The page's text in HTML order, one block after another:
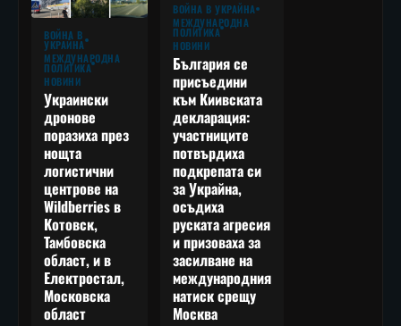
ВОЙНА В
УКРАЙНА
МЕЖДУНАРОДНА
ПОЛИТИКА
НОВИНИ
Украински
дронове
поразиха през
нощта
логистични
центрове на
Wildberries в
Котовск,
Тамбовска
област, и в
Електростал,
Московска
област
ВОЙНА В УКРАЙНА
МЕЖДУНАРОДНА
ПОЛИТИКА
НОВИНИ
България се
присъедини
към Киивската
декларация:
участниците
потвърдиха
подкрепата си
за Украйна,
осъдиха
руската агресия
и призоваха за
засилване на
международния
натиск срещу
Москва